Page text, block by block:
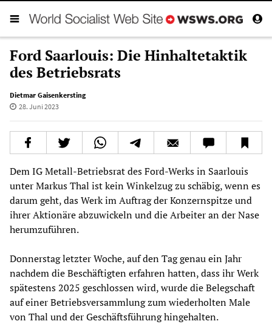
Ford Saarlouis: Die Hinhaltetaktik
des Betriebsrats
Dietmar Gaisenkersting
28. Juni 2023
Dem IG Metall-Betriebsrat des Ford-Werks in Saarlouis
unter Markus Thal ist kein Winkelzug zu schäbig, wenn es
darum geht, das Werk im Auftrag der Konzernspitze und
ihrer Aktionäre abzuwickeln und die Arbeiter an der Nase
herumzuführen.
Donnerstag letzter Woche, auf den Tag genau ein Jahr
nachdem die Beschäftigten erfahren hatten, dass ihr Werk
spätestens 2025 geschlossen wird, wurde die Belegschaft
auf einer Betriebsversammlung zum wiederholten Male
von Thal und der Geschäftsführung hingehalten.